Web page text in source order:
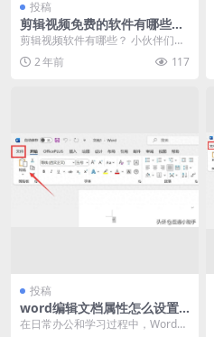
投稿
剪辑视频免费的软件有哪些？
（好用的剪辑视频软件推荐）
剪辑视频软件有哪些？ 小伙伴们日
常会不会自己拍摄视频呢？ 这些拍
摄的视频会不会进...
2 年前 117
投稿
word编辑文档属性怎么设置
（文档属性在哪里找）
在日常办公和学习过程中，Word文